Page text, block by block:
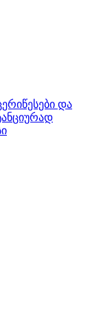
წესები და